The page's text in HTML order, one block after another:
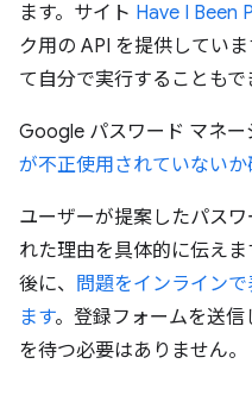
ます。サイト Have I Been
ク用の API を提供してい
て自分で実行することもで
Google パスワード マネー
が不正使用されていないか
ユーザーが提案したパス
れた理由を具体的に伝え
後に、 問題をインライン
ます。登録フォームを送
を待つ必要はありません。